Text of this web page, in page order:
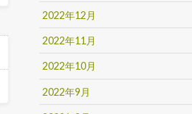
2022年12月
2022年11月
2022年10月
2022年9月